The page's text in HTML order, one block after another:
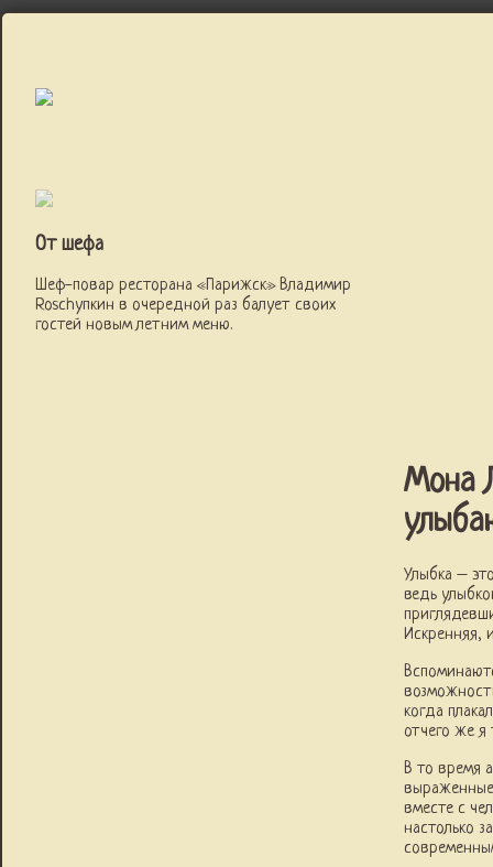
От шефа
Шеф-повар ресторана «Парижск» Владимир
Roschупкин в очередной раз балует своих
гостей новым летним меню.
Мона
Улыбка –
ведь
Искренняя,
когда
отчего же я
В то время
вместе с
настолько